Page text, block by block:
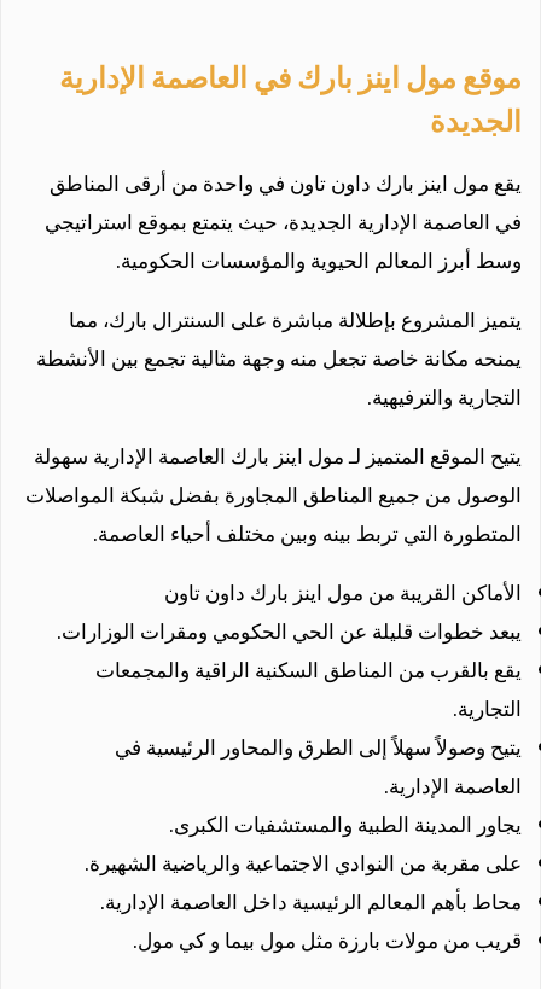
موقع مول اينز بارك في العاصمة الإدارية
الجديدة
يقع مول اينز بارك داون تاون في واحدة من أرقى المناطق
في العاصمة الإدارية الجديدة، حيث يتمتع بموقع استراتيجي
وسط أبرز المعالم الحيوية والمؤسسات الحكومية.
يتميز المشروع بإطلالة مباشرة على السنترال بارك، مما
يمنحه مكانة خاصة تجعل منه وجهة مثالية تجمع بين الأنشطة
التجارية والترفيهية.
يتيح الموقع المتميز لـ مول اينز بارك العاصمة الإدارية سهولة
الوصول من جميع المناطق المجاورة بفضل شبكة المواصلات
المتطورة التي تربط بينه وبين مختلف أحياء العاصمة.
الأماكن القريبة من مول اينز بارك داون تاون
يبعد خطوات قليلة عن الحي الحكومي ومقرات الوزارات.
يقع بالقرب من المناطق السكنية الراقية والمجمعات
التجارية.
يتيح وصولاً سهلاً إلى الطرق والمحاور الرئيسية في
العاصمة الإدارية.
يجاور المدينة الطبية والمستشفيات الكبرى.
على مقربة من النوادي الاجتماعية والرياضية الشهيرة.
محاط بأهم المعالم الرئيسية داخل العاصمة الإدارية.
قريب من مولات بارزة مثل مول بيما و كي مول.